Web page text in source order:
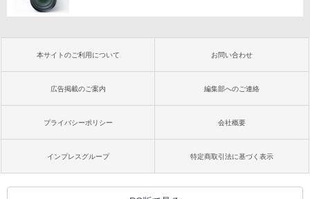
本サイトのご利用について お問い合わせ
広告掲載のご案内 編集部へのご連絡
プライバシーポリシー 会社概要
インプレスグループ 特定商取引法に基づく表示